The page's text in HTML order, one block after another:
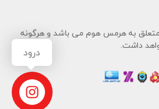
به هرمس هوم می باشد و هرگونه
داشت.
درود